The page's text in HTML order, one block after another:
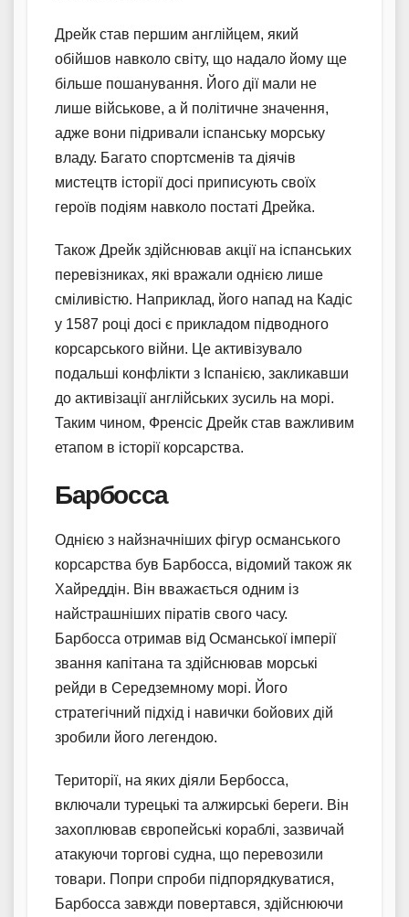
Дрейк став першим англійцем, який
обійшов навколо світу, що надало йому ще
більше пошанування. Його дії мали не
лише військове, а й політичне значення,
адже вони підривали іспанську морську
владу. Багато спортсменів та діячів
мистецтв історії досі приписують своїх
героїв подіям навколо постаті Дрейка.
Також Дрейк здійснював акції на іспанських
перевізниках, які вражали однією лише
сміливістю. Наприклад, його напад на Кадіс
у 1587 році досі є прикладом підводного
корсарського війни. Це активізувало
подальші конфлікти з Іспанією, закликавши
до активізації англійських зусиль на морі.
Таким чином, Френсіс Дрейк став важливим
етапом в історії корсарства.
Барбосса
Однією з найзначніших фігур османського
корсарства був Барбосса, відомий також як
Хайреддін. Він вважається одним із
найстрашніших піратів свого часу.
Барбосса отримав від Османської імперії
звання капітана та здійснював морські
рейди в Середземному морі. Його
стратегічний підхід і навички бойових дій
зробили його легендою.
Території, на яких діяли Бербосса,
включали турецькі та алжирські береги. Він
захоплював європейські кораблі, зазвичай
атакуючи торгові судна, що перевозили
товари. Попри спроби підпорядкуватися,
Барбосса завжди повертався, здійснюючи